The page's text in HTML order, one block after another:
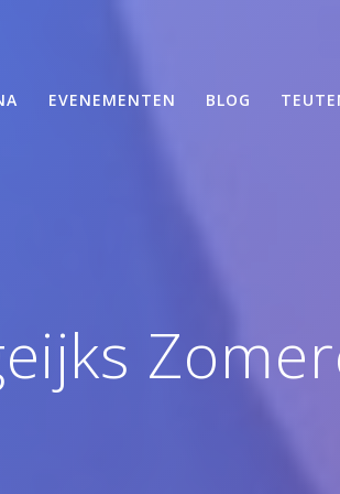
EVENEMENTEN BLOG